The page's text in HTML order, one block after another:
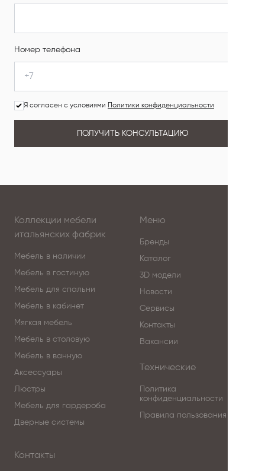
Номер телефона
Я согласен с условиями Политики конфиденциальности
ПОЛУЧИТЬ КОНСУЛЬТАЦИЮ
Коллекции мебели
итальянских фабрик
Мебель в наличии
Мебель в гостиную
Мебель для спальни
Мебель в кабинет
Мягкая мебель
Мебель в столовую
Мебель в ванную
Аксессуары
Люстры
Мебель для гардероба
Дверные системы
Меню
Бренды
Каталог
3D модели
Новости
Сервисы
Контакты
Вакансии
Технические
Политика
конфиденциальности
Правила пользования
Контакты